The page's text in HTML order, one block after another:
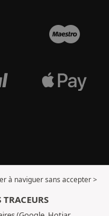
à naviguer sans accepter >
TRACEURS